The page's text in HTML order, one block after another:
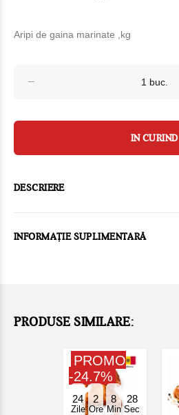
Aripi de gaina marinate ,kg
IN CURIND
DESCRIERE
INFORMAȚIE SUPLIMENTARĂ
PRODUSE SIMILARE:
24
Zile
2
Ore
8
Min
28
Sec
PROMO
-24.7%